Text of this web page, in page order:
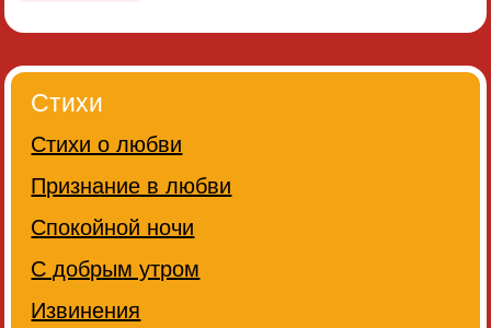
Стихи
Стихи о любви
Признание в любви
Спокойной ночи
С добрым утром
Извинения